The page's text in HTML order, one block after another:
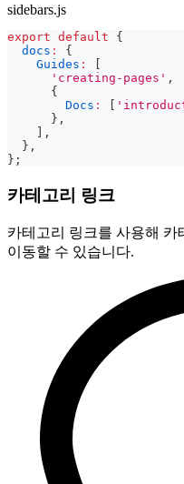
sidebars.js
export default
{
docs :
{
Guides :
'creating-pages' ,
{
Docs :
} ,
,
} ,
} ;
카테고리 링크
카테고리 링크를 사용해 카
이동할 수 있습니다.